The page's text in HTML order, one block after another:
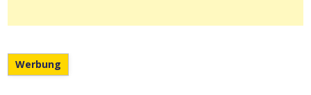
Werbung